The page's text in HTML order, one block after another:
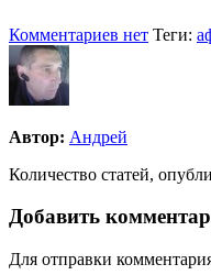
Комментариев нет Теги:
Автор: Андрей
Количество статей,
Добавить
Для отправки